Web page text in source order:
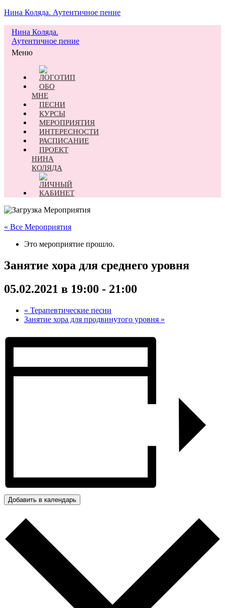
Нина Коляда. Аутентичное пение
Нина Коляда.
Аутентичное пение
Меню
ОБО
МНЕ
ПЕСНИ
КУРСЫ
МЕРОПРИЯТИЯ
ИНТЕРЕСНОСТИ
РАСПИСАНИЕ
ПРОЕКТ
НИНА
КОЛЯДА
« Все Мероприятия
Это мероприятие прошло.
Занятие хора для среднего уровня
05.02.2021 в 19:00 - 21:00
« Терапевтические песни
Занятие хора для продвинутого уровня »
Добавить в календарь